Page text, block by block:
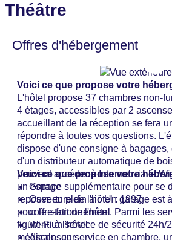
Théâtre
Offres d'hébergement
Voici ce que propose votre
L'hôtel propose 37 chambres non-
4 étages, accessibles par 2
accueillant de la réception se fera
répondre à toutes vos questions.
dispose d'une consigne à bagages,
d'un distributeur automatique de
peuvent accéder à Internet via le
un espace supplémentaire pour se
reposer en plein air. Un garage est
pour le stationnement. Parmi les
figurent un service de sécurité 24h/
médicale, un service en chambre,
Voici ce que propose votre
Garage
Ouverture de l'hôtel : 1997
coffre-fort de l'hôtel
Wi-Fi à l'hôtel
Ascenseur